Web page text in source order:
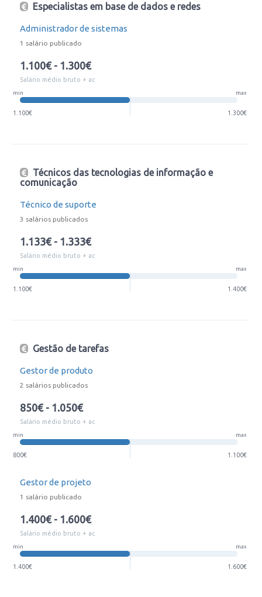
Especialistas em base de dados e redes
Administrador de sistemas
1 salário publicado
1.100€ - 1.300€
Salário médio bruto + ac
min max
1.100€ 1.300€
Técnicos das tecnologias de informação e
comunicação
Técnico de suporte
3 salários publicados
1.133€ - 1.333€
Salário médio bruto + ac
min max
1.100€ 1.400€
Gestão de tarefas
Gestor de produto
2 salários publicados
850€ - 1.050€
Salário médio bruto + ac
min max
800€ 1.100€
Gestor de projeto
1 salário publicado
1.400€ - 1.600€
Salário médio bruto + ac
min max
1.400€ 1.600€